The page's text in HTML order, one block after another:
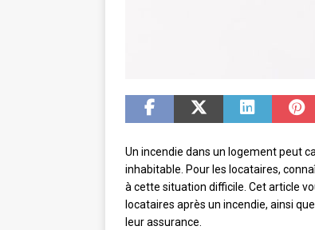
Un incendie dans un logement peut
inhabitable. Pour les locataires,
à cette situation difficile. Cet article
locataires après un incendie, ainsi
leur assurance.